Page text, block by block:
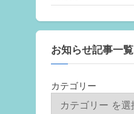
お知らせ記事一覧
カテゴリー